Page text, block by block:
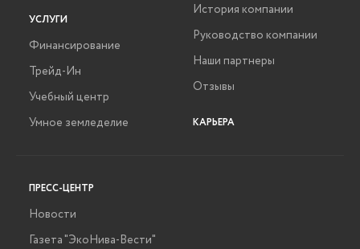
УСЛУГИ
Финансирование
Трейд-Ин
Учебный центр
Умное земледелие
История компании
Руководство компании
Наши партнеры
Отзывы
КАРЬЕРА
ПРЕСС-ЦЕНТР
Новости
Газета "ЭкоНива-Вести"